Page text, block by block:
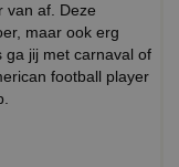
van af. Deze
maar ook erg
jij met carnaval of
football player